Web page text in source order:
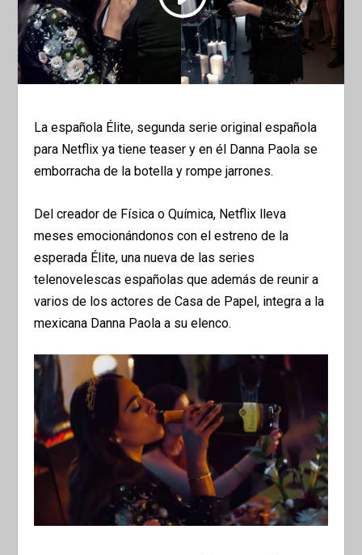
La española Élite, segunda serie original española
para Netflix ya tiene teaser y en él Danna Paola se
emborracha de la botella y rompe jarrones.
Del creador de Física o Química, Netflix lleva
meses emocionándonos con el estreno de la
esperada Élite, una nueva de las series
telenovelescas españolas que además de reunir a
varios de los actores de Casa de Papel, integra a la
mexicana Danna Paola a su elenco.